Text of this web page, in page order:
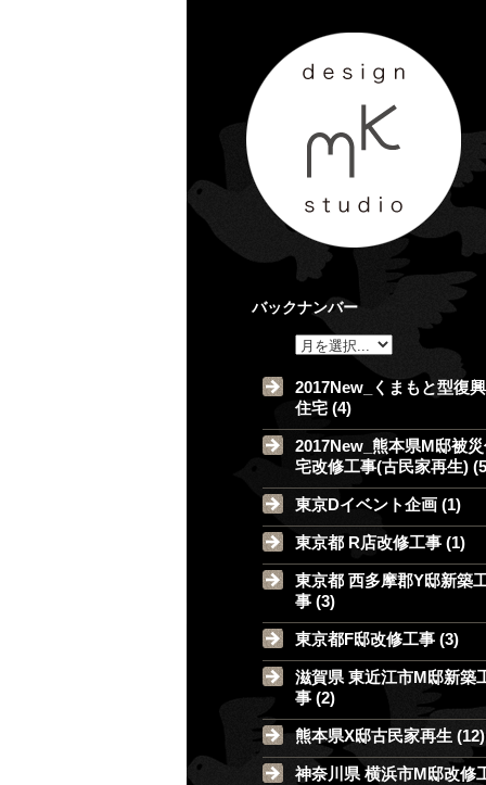
バックナンバー
2017New_くまもと型復興
住宅 (4)
2017New_熊本県M邸被
宅改修工事(古民家再生)
東京Dイベント企画 (1)
東京都 R店改修工事 (1)
東京都 西多摩郡Y邸新築
事 (3)
東京都F邸改修工事 (3)
滋賀県 東近江市M邸新築
事 (2)
熊本県X邸古民家再生 (12)
神奈川県 横浜市M邸改修